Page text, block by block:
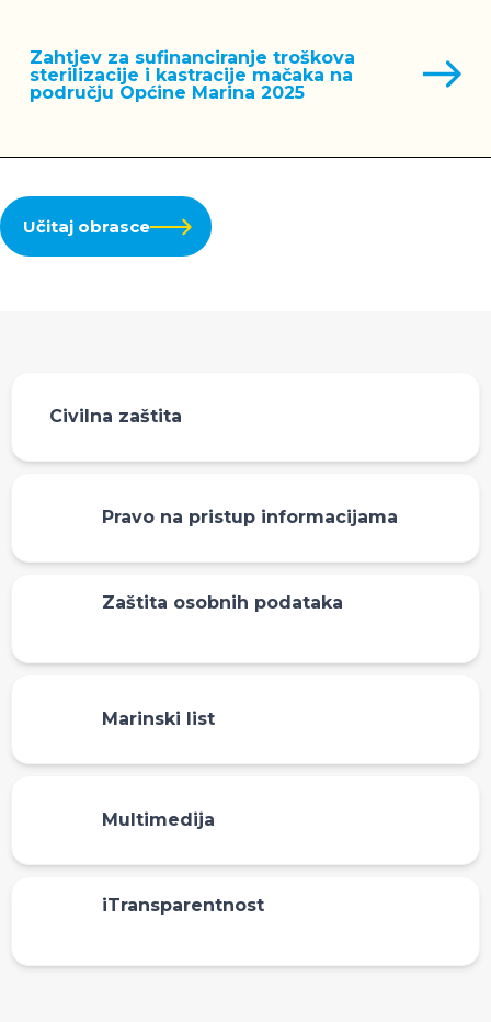
Zahtjev za sufinanciranje troškova
sterilizacije i kastracije mačaka na
području Općine Marina 2025
Učitaj obrasce
Civilna zaštita
Pravo na pristup informacijama
Zaštita osobnih podataka
Marinski list
Multimedija
iTransparentnost